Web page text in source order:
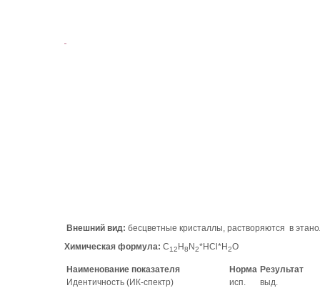
Внешний вид: бесцветные кристаллы, растворяются в
Химическая формула: C12 H8 N2*HCl*H2O
Наименование показателя Норма Результат
Идентичность (ИК-спектр)
исп.
выд.